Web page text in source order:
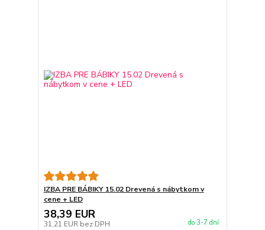
IZBA PRE BÁBIKY 15.02 Drevená s nábytkom v
cene + LED
38,39 EUR
31,21 EUR bez DPH do 3-7 dní